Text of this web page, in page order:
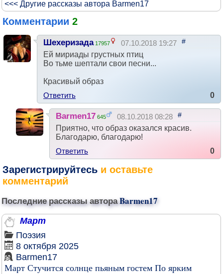
<<< Другие рассказы автора Barmen17
Комментарии 2
Шехеризада 17957 07.10.2018 19:27 #
Ей мириады грустных птиц
Во тьме шептали свои песни...
Красивый образ
Ответить
0
Barmen17 645 08.10.2018 08:28 #
Приятно, что образ оказался красив.
Благодарю, благодарю!
Ответить
0
Зарегистрируйтесь и оставьте
комментарий
Последние рассказы автораBarmen17
Март
Поэзия
8 октября 2025
Barmen17
Март Стучится солнце пьяным гостем По ярким